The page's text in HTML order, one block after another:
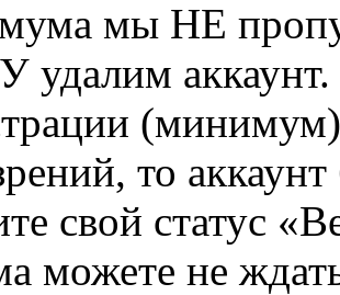
мы НЕ
удалим
то
свой статус
можете не